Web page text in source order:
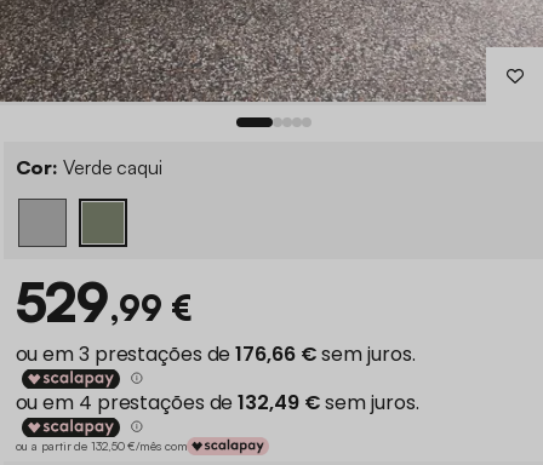
Cor: Verde caqui
529,99 €
ou a partir de 132,50 €/mês com